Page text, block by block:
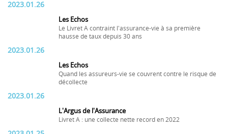
2023.01.26
Les Echos
Le Livret A contraint l'assurance-vie à sa première
hausse de taux depuis 30 ans
2023.01.26
Les Echos
Quand les assureurs-vie se couvrent contre le risque de
décollecte
2023.01.26
L'Argus de l'Assurance
Livret A : une collecte nette record en 2022